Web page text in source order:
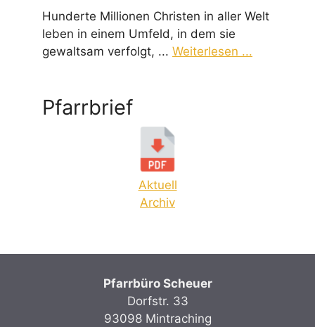
Hunderte Millionen Christen in aller Welt
leben in einem Umfeld, in dem sie
gewaltsam verfolgt, ... Weiterlesen ...
Pfarrbrief
Aktuell
Archiv
Pfarrbüro Scheuer
Dorfstr. 33
93098 Mintraching